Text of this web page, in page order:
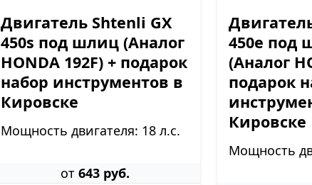
Двигатель Shtenli GX
450s под шлиц (Аналог
HONDA 192F) + подарок
набор инструментов в
Кировске
Мощность двигателя: 18 л.с.
от 643 руб.
450e под
(Аналог
подарок
Кировске
Мощность